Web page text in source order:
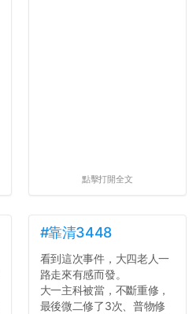
點擊打開全文
#靠清3448
看到這次事件，大四老人一
路走來有感而發。
大一主科被當，不斷重修，
最後微二修了3次、普物修